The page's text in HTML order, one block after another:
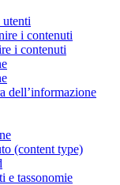
i contenuti
i contenuti
dell’informazione
(content type)
e tassonomie